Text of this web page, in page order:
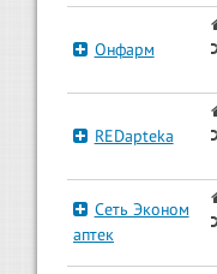
Онфарм
REDapteka
Сеть Эконом
аптек